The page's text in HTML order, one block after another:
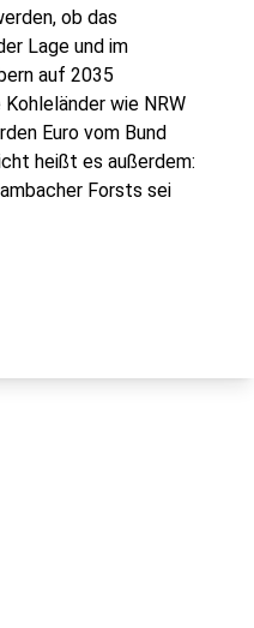
ob das
Lage und im
auf 2035
wie NRW
Euro vom Bund
heißt es außerdem:
Forsts sei